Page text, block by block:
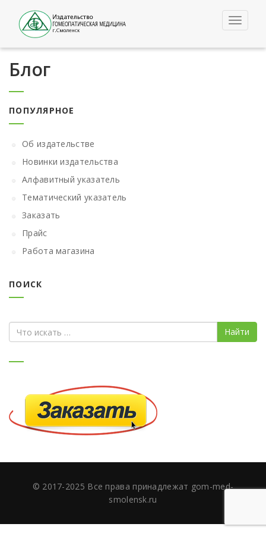
Toggle
Блог
ПОПУЛЯРНОЕ
Об издательстве
Новинки издательства
Алфавитный указатель
Тематический указатель
Заказать
Прайс
Работа магазина
ПОИСК
© 2017-2025 Все права принадлежат gom-med-
smolensk.ru